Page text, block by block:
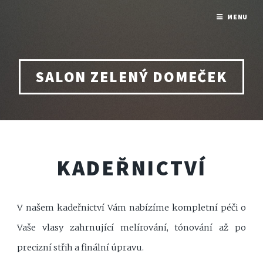
SALON ZELENÝ DOMEČEK
KADEŘNICTVÍ
V našem kadeřnictví Vám nabízíme kompletní péči o
Vaše vlasy zahrnující melírování, tónování až po
precizní střih a finální úpravu.
MENU